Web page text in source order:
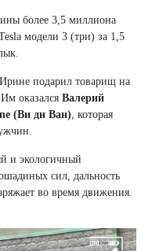
более 3,5 миллиона
модели 3 (три) за 1,5
подарил товарищ на
оказался Валерий
(Ви ди Ван), которая
и экологичный
сил, дальность
во время движения.